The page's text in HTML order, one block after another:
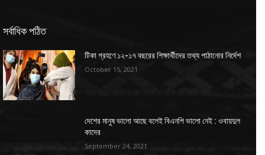
সর্বাধিক পঠিত
টিকা গ্রহণে ১২-১৭ বছরের শিক্ষার্থীদের তথ্য পাঠানোর নির্দেশ
October 15, 2021
দেশের মানুষ ভালো আছে বলেই বিএনপি ভালো নেই : ওবায়দুল
কাদের
September 24, 2021